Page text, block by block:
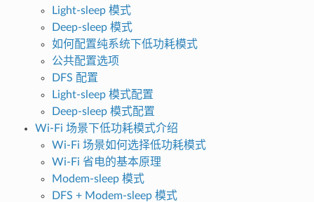
Light-sleep 模式
Deep-sleep 模式
如何配置纯系统下低功耗模式
公共配置选项
DFS 配置
Light-sleep 模式配置
Deep-sleep 模式配置
Wi-Fi 场景下低功耗模式介绍
Wi-Fi 场景如何选择低功耗模式
Wi-Fi 省电的基本原理
Modem-sleep 模式
DFS + Modem-sleep 模式